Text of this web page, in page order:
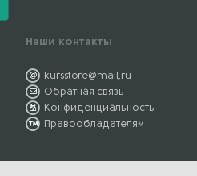
Наши контакты
kursstore@mail.ru
Обратная связь
Конфиденциальность
Правообладателям